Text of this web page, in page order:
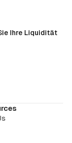
Ihre Liquidität